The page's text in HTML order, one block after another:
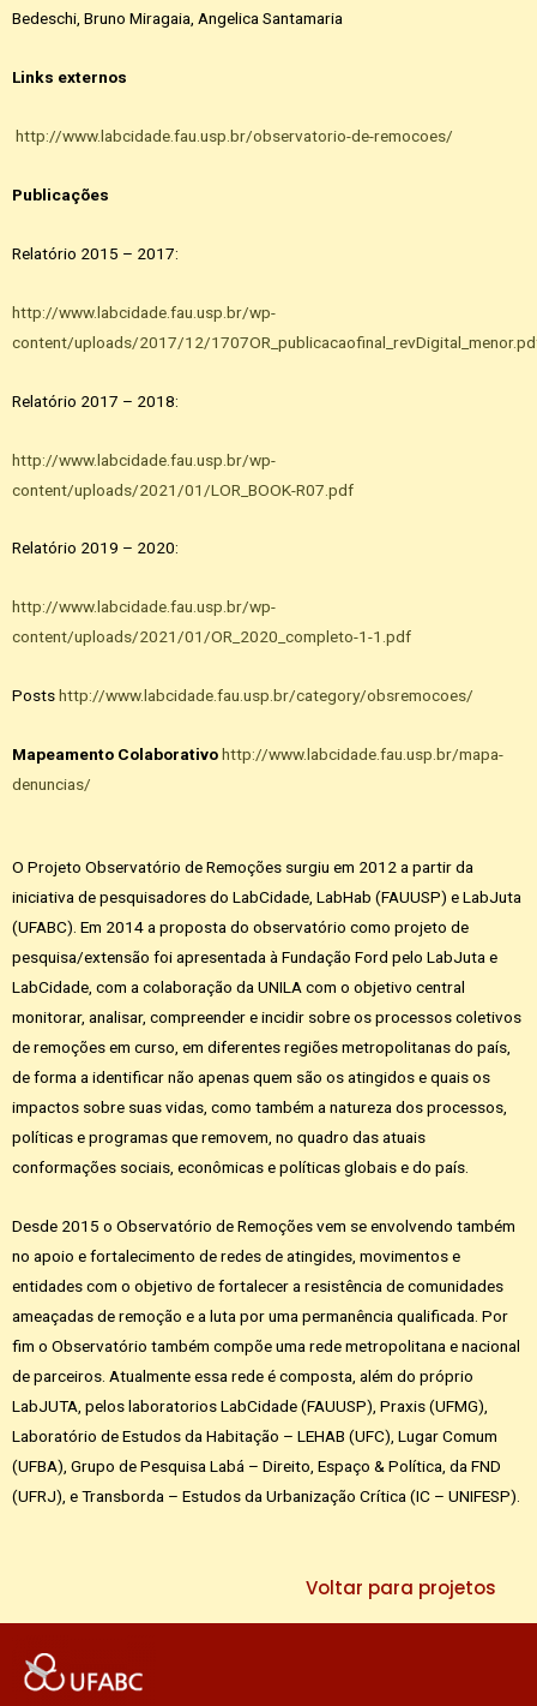
Bedeschi, Bruno Miragaia, Angelica Santamaria
Links externos
http://www.labcidade.fau.usp.br/observatorio-de-remocoes/
Publicações
Relatório 2015 – 2017:
http://www.labcidade.fau.usp.br/wp-
content/uploads/2017/12/
Relatório 2017 – 2018:
http://www.labcidade.fau.usp.br/wp-
content/uploads/2021/01/LOR_BOOK-R07.pdf
Relatório 2019 – 2020:
http://www.labcidade.fau.usp.br/wp-
content/uploads/2021/01/OR_2020_completo-1-1.pdf
Postshttp://www.labcidade.fau.usp.br/category/obsremocoes/
Mapeamento Colaborativohttp://www.labcidade.fau.usp.br/mapa-
denuncias/
O Projeto Observatório de Remoções surgiu em 2012 a partir da
iniciativa de pesquisadores do LabCidade, LabHab (FAUUSP) e LabJuta
(UFABC). Em 2014 a proposta do observatório como projeto de
pesquisa/extensão foi apresentada à Fundação Ford pelo LabJuta e
LabCidade, com a colaboração da UNILA com o objetivo central
monitorar, analisar, compreender e incidir sobre os processos coletivos
de remoções em curso, em diferentes regiões metropolitanas do país,
de forma a identificar não apenas quem são os atingidos e quais os
impactos sobre suas vidas, como também a natureza dos processos,
políticas e programas que removem, no quadro das atuais
conformações sociais, econômicas e políticas globais e do país.
Desde 2015 o Observatório de Remoções vem se envolvendo também
no apoio e fortalecimento de redes de atingides, movimentos e
entidades com o objetivo de fortalecer a resistência de comunidades
ameaçadas de remoção e a luta por uma permanência qualificada. Por
fim o Observatório também compõe uma rede metropolitana e nacional
de parceiros. Atualmente essa rede é composta, além do próprio
LabJUTA, pelos laboratorios LabCidade (FAUUSP), Praxis (UFMG),
Laboratório de Estudos da Habitação – LEHAB (UFC), Lugar Comum
(UFBA), Grupo de Pesquisa Labá – Direito, Espaço & Política, da FND
(UFRJ), e Transborda – Estudos da Urbanização Crítica (IC – UNIFESP).
Voltar para projetos